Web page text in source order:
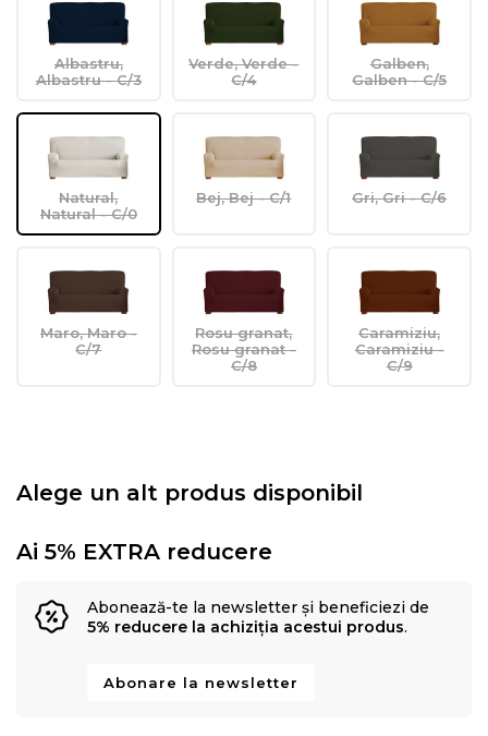
Albastru,
Albastru - C/3
Verde, Verde -
C/4
Galben,
Galben - C/5
Natural,
Natural - C/0
Bej, Bej - C/1 Gri, Gri - C/6
Maro, Maro -
C/7
Rosu granat,
Rosu granat -
C/8
Caramiziu,
Caramiziu -
C/9
Alege un alt produs disponibil
Ai 5% EXTRA reducere
Abonează-te la newsletter și beneficiezi de
5% reducere la achiziția acestui produs.
Abonare la newsletter